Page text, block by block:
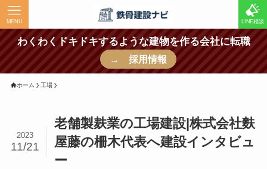
LINE相談
MENU
わくわくドキドキするような建物を作る会社に転職
→ 採用情報
ホーム 工場
老舗製麸業の工場建設|株式会社麩
屋藤の柵木代表へ建設インタビュ
ー
2023
11/21